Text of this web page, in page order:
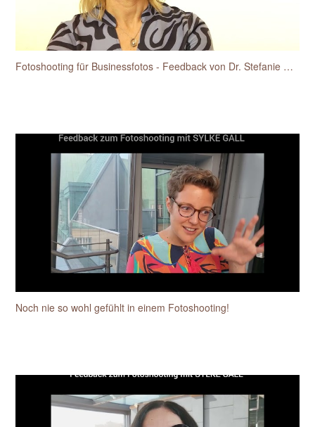
Fotoshooting für Businessfotos - Feedback von Dr. Stefanie Hansen-Heidelk
Noch nie so wohl gefühlt in einem Fotoshooting!